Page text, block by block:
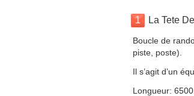
1 La Tete
Boucle de
piste, poste).
Il s’agit d’un
Longueur: